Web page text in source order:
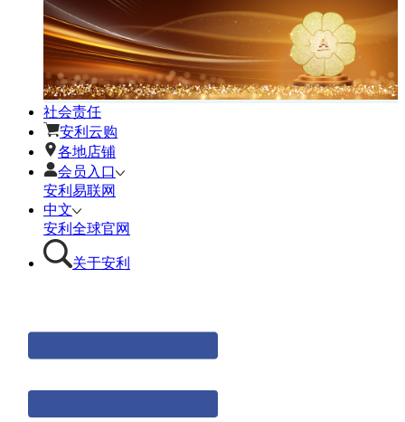
社会责任
安利云购
各地店铺
会员入口
安利易联网
中文
安利全球官网
关于安利